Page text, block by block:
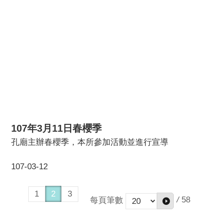
107年3月11日春櫻季
107-03-12
孔廟主辦春櫻季，本所參加活動並進行宣導
1 2 3
每頁筆數 / 58